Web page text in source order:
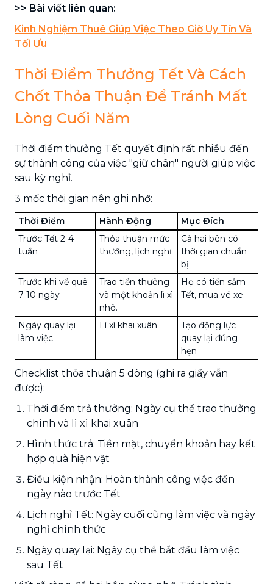
>> Bài viết liên quan:
Kinh Nghiệm Thuê Giúp Việc Theo Giờ Uy Tín Và
Tối Ưu
Thời Điểm Thưởng Tết Và Cách
Chốt Thỏa Thuận Để Tránh Mất
Lòng Cuối Năm
Thời điểm thưởng Tết quyết định rất nhiều đến
sự thành công của việc "giữ chân" người giúp việc
sau kỳ nghỉ.
3 mốc thời gian nên ghi nhớ:
Thời Điểm Hành Động
Mục Đích
Trước Tết 2-4
tuần
Thỏa thuận mức
thưởng, lịch nghỉ
Cả hai bên có
thời gian chuẩn
bị
Trước khi về quê
7-10 ngày
Trao tiền thưởng
và một khoản lì xì
nhỏ.
Họ có tiền sắm
Tết, mua vé xe
Ngày quay lại
làm việc
Lì xì khai xuân
Tạo động lực
quay lại đúng
hẹn
Checklist thỏa thuận 5 dòng (ghi ra giấy vẫn
được):
Thời điểm trả thưởng: Ngày cụ thể trao thưởng
chính và lì xì khai xuân
Hình thức trả: Tiền mặt, chuyển khoản hay kết
hợp quà hiện vật
Điều kiện nhận: Hoàn thành công việc đến
ngày nào trước Tết
Lịch nghỉ Tết: Ngày cuối cùng làm việc và ngày
nghỉ chính thức
Ngày quay lại: Ngày cụ thể bắt đầu làm việc
sau Tết